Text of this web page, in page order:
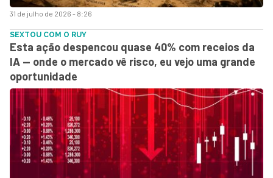
31 de julho de 2026 - 8:26
SEXTOU COM O RUY
Esta ação despencou quase 40% com receios da
IA — onde o mercado vê risco, eu vejo uma grande
oportunidade